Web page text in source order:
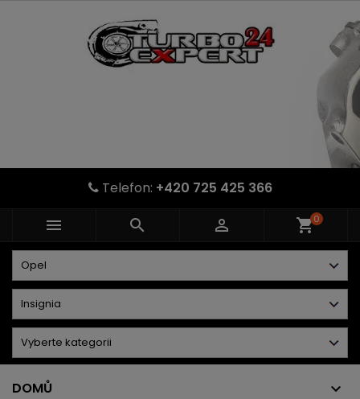
Telefon: +420 725 425 366
   shopping_cart0
DOMŮ